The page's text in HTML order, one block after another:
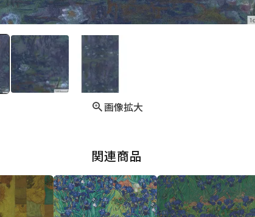
画像拡大
関連商品